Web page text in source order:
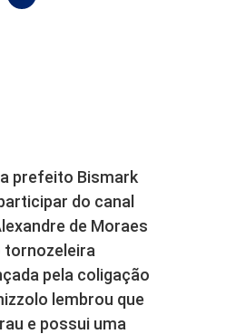
prefeito Bismark
do canal
de Moraes
tornozeleira
pela coligação
lembrou que
e possui uma